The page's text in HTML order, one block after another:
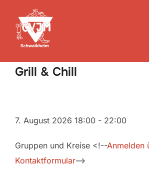
Inhalt
springen
Grill & Chill
7. August 2026 18:00 - 22:00
Gruppen und Kreise <!--Anmelden
Kontaktformular-->